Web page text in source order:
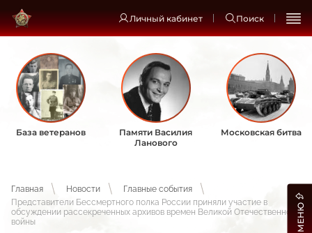
Личный кабинет Поиск
База ветеранов
Памяти Василия
Ланового
Московская битва
Главная Новости
Главные события
Представители Бессмертного полка России приняли участие в
обсуждении рассекреченных архивов времен Великой Отечественной
войны
МЕНЮ